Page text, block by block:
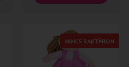
NINCS RAKTÁRON